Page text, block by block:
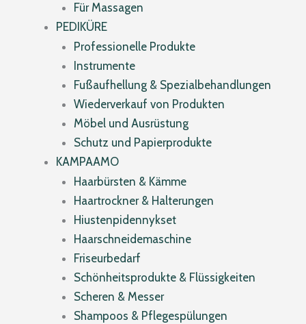
Für Massagen
PEDIKÜRE
Professionelle Produkte
Instrumente
Fußaufhellung & Spezialbehandlungen
Wiederverkauf von Produkten
Möbel und Ausrüstung
Schutz und Papierprodukte
KAMPAAMO
Haarbürsten & Kämme
Haartrockner & Halterungen
Hiustenpidennykset
Haarschneidemaschine
Friseurbedarf
Schönheitsprodukte & Flüssigkeiten
Scheren & Messer
Shampoos & Pflegespülungen